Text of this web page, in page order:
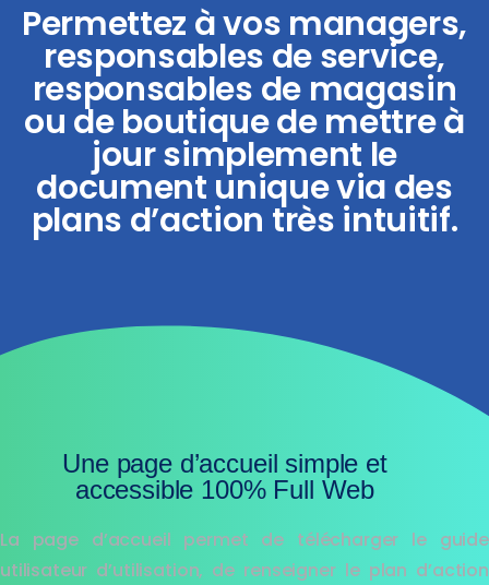
Permettez à vos managers,
responsables de service,
responsables de magasin
ou de boutique de mettre à
jour simplement le
document unique via des
plans d’action très intuitif.
Une page d’accueil simple et
accessible 100% Full Web
La page d’accueil permet de télécharger le guide
utilisateur d’utilisation, de renseigner le plan d’action